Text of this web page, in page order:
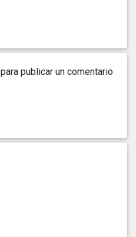
para publicar un comentario